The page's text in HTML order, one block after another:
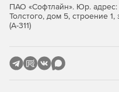
сеть и хранилища.
исключать ненужные
эффективность.
ПАО «Софтлайн». Юр. адрес:
Толстого, дом 5, строение
(А-311)